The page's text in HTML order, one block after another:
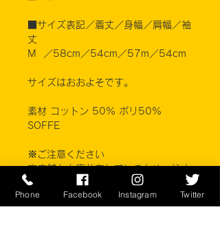
■サイズ表記／着丈／身幅／肩幅／袖
丈
M ／58cm／54cm／57m／54cm
サイズはおおよそです。
素材 コットン 50% ポリ50%
SOFFE
※ご注意ください
実店舗と在庫共有しているため、注文
のタイミングにより売り切れとなって
しまう場合がございます。 お客様の
Phone Facebook Instagram Twitter